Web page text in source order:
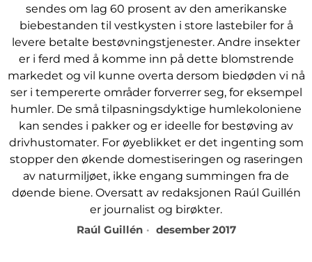
sendes om lag 60 prosent av den amerikanske
biebestanden til vestkysten i store lastebiler for å
levere betalte bestøvningstjenester. Andre insekter
er i ferd med å komme inn på dette blomstrende
markedet og vil kunne overta dersom biedøden vi nå
ser i tempererte områder forverrer seg, for eksempel
humler. De små tilpasningsdyktige humlekoloniene
kan sendes i pakker og er ideelle for bestøving av
drivhustomater. For øyeblikket er det ingenting som
stopper den økende domestiseringen og raseringen
av naturmiljøet, ikke engang summingen fra de
døende biene. Oversatt av redaksjonen Raúl Guillén
er journalist og birøkter.
Raúl Guillén
desember 2017